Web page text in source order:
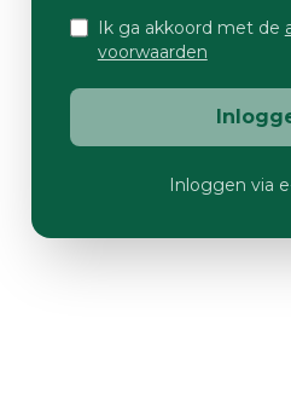
Ik ga akkoord met de
voorwaarden
Inloggen via